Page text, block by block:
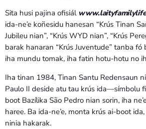
Sita husi pajina ofisiál
ida-ne’e koñesidu hanesan “Krús Tinan
Jubileu nian”, “Krús WYD nian”, “Krús
barak hanaran “Krús Juventude” tanba
iha mundu tomak, iha fatin hotu-hotu no
Iha tinan 1984, Tinan Santu Redensaun
Paulo II deside atu tau krús ida—símbolu
boot Bazílika São Pedro nian sorin, iha
haree. Ba ida-ne’e, monta krús ai-boot
ninia hakarak.